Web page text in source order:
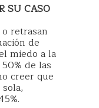
SU CASO
retrasan
de
miedo a la
de las
creer que